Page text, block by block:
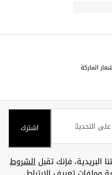
الماركة
اشترك
البريدية، فإنك تقبلالشروط